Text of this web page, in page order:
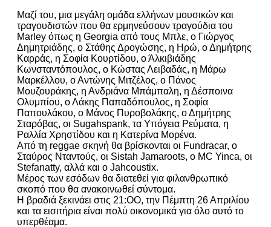
Μαζί του, μια μεγάλη ομάδα ελλήνων μουσικών και
τραγουδιστών που θα ερμηνεύσουν τραγούδια του
Marley όπως η Georgia από τους Μπλε, ο Γιώργος
Δημητριάδης, ο Στάθης Δρογώσης, η Ηρώ, ο Δημήτρης
Καρράς, η Σοφία Κουρτίδου, ο Άλκιβιάδης
Κωνσταντόπουλος, ο Κώστας Λειβαδάς, η Μάρω
Μαρκέλλου, ο Αντώνης Μιτζέλος, ο Πάνος
Μουζουράκης, η Ανδριάνα Μπάμπαλη, η Δέσποινα
Ολυμπίου, ο Λάκης Παπαδόπουλος, η Σοφία
Παπουλάκου, ο Μάνος Πυροβολάκης, ο Δημήτρης
Σταρόβας, οι Sugahspank, τα Υπόγεια Ρεύματα, η
Ραλλία Χρηστίδου και η Κατερίνα Μορένα.
Από τη reggae σκηνή θα βρίσκονται οι Fundracar, ο
Σταύρος Νταντούς, οι Sistah Jamaroots, ο MC Yinca, οι
Stefanatty, αλλά και ο Jahcoustix.
Μέρος των εσόδων θα διατεθεί για φιλανθρωπικό
σκοπό που θα ανακοινωθεί σύντομα.
Η βραδιά ξεκινάει στις 21:ΟΟ, την Πέμπτη 26 Απριλίου
και τα εισιτήρια είναι πολύ οικονομικά για όλο αυτό το
υπερθέαμα.